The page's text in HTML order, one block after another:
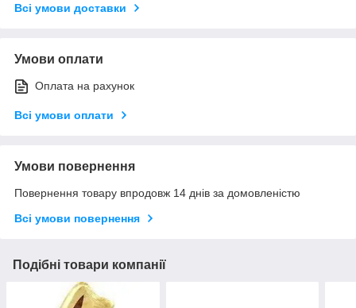
Всі умови доставки
Умови оплати
Оплата на рахунок
Всі умови оплати
Умови повернення
Повернення товару впродовж 14 днів за домовленістю
Всі умови повернення
Подібні товари компанії